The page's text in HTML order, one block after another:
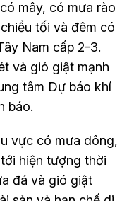
mây, có mưa rào
tối và đêm có
Nam cấp 2-3.
và gió giật mạnh
tâm Dự báo khí
báo.
vực có mưa dông,
hiện tượng thời
đá và gió giật